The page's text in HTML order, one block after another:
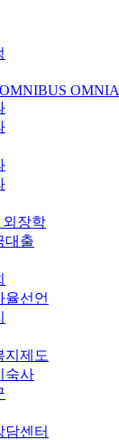
OMNIA
외장학
대출
율선언
지제도
숙사
담센터